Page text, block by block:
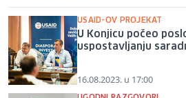
USAID-OV PROJEKAT
U Konjicu počeo
uspostavljanju
16.08.2023. u 17:00